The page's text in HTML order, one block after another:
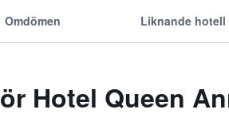
Omdömen Liknande hotell
Hotel Queen